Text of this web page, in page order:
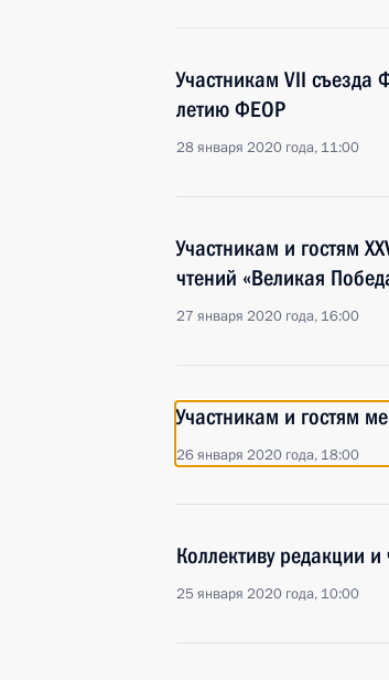
Участникам VII съезда
летию ФЕОР
28 января 2020 года, 11:00
Участникам и гостям
чтений «Великая
27 января 2020 года, 16:00
Участникам и гостям
26 января 2020 года, 18:00
Коллективу редакции
25 января 2020 года, 10:00